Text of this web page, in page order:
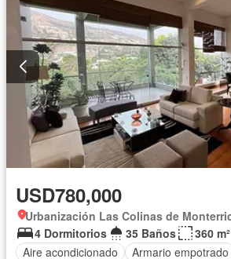
USD780,000
4 Dormitorios
35 Baños
360 m²
Aire acondicionado
Armario empotrado